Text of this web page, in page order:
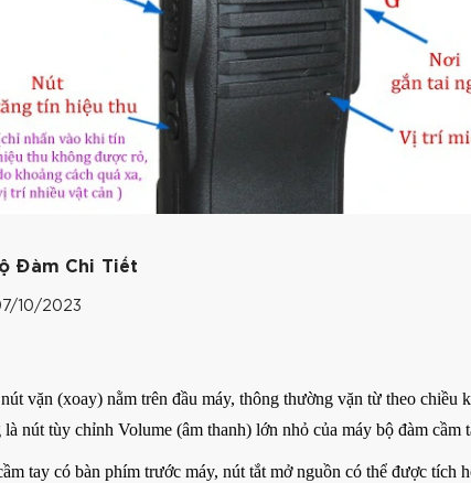
Đàm Chi Tiết
10/2023
vặn (xoay) nằm trên đầu máy, thông thường vặn từ theo chiều
nút tùy chỉnh Volume (âm thanh) lớn nhỏ của máy bộ đàm cầm
tay có bàn phím trước máy, nút tắt mở nguồn có thể được tích